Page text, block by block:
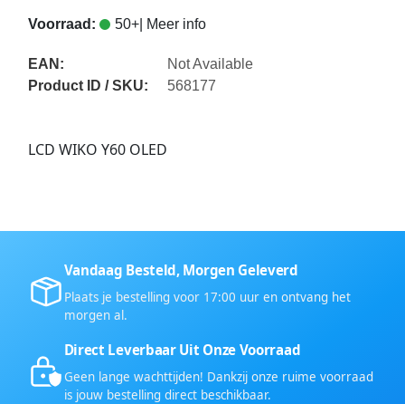
Voorraad: 50+| Meer info
EAN:
Not Available
Product ID / SKU:
568177
LCD WIKO Y60 OLED
Vandaag Besteld, Morgen Geleverd
Plaats je bestelling voor 17:00 uur en ontvang het
morgen al.
Direct Leverbaar Uit Onze Voorraad
Geen lange wachttijden! Dankzij onze ruime voorraad
is jouw bestelling direct beschikbaar.